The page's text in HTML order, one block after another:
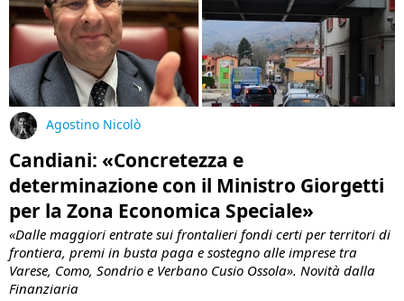
Agostino Nicolò
Candiani: «Concretezza e
determinazione con il Ministro Giorgetti
per la Zona Economica Speciale»
«Dalle maggiori entrate sui frontalieri fondi certi per territori di
frontiera, premi in busta paga e sostegno alle imprese tra
Varese, Como, Sondrio e Verbano Cusio Ossola». Novità dalla
Finanziaria